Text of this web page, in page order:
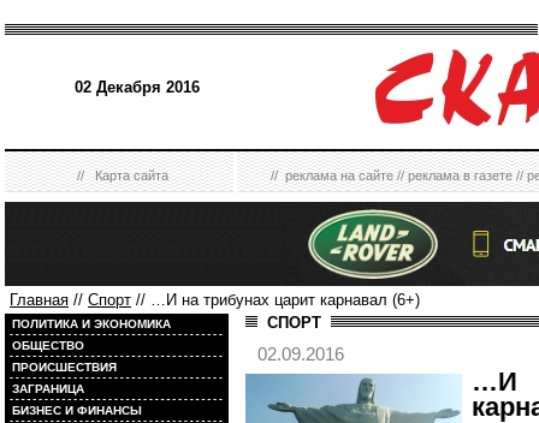
02 Декабря 2016
//Карта сайта //реклама на сайте//реклама в газете//
Главная // Спорт // …И на трибунах царит карнавал (6+)
ПОЛИТИКА И ЭКОНОМИКА
ОБЩЕСТВО
ПРОИСШЕСТВИЯ
ЗАГРАНИЦА
БИЗНЕС И ФИНАНСЫ
СПОРТ
02.09.2016
…И